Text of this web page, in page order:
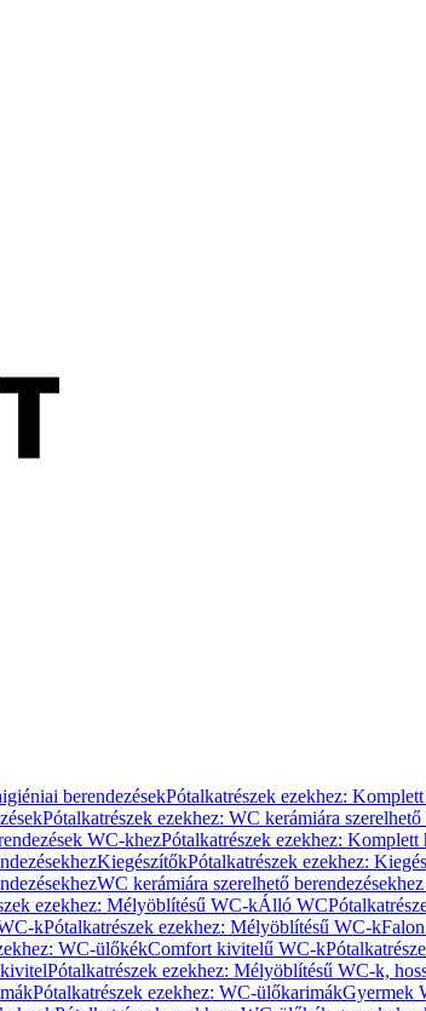
berendezésekPótalkatrészek ezekhez:
Pótalkatrészek ezekhez: WC kerámiára szerelhető
WC-khezPótalkatrészek ezekhez:
KiegészítőkPótalkatrészek ezekhez:
WC kerámiára szerelhető
ezekhez: Mélyöblítésű WC-kÁlló WC
kPótalkatrészek ezekhez: Mélyöblítésű WC-k
WC-ülőkékComfort kivitelű WC-k
Pótalkatrészek ezekhez: Mélyöblítésű WC-k,
Pótalkatrészek ezekhez: WC-ülőkarimákGyermek